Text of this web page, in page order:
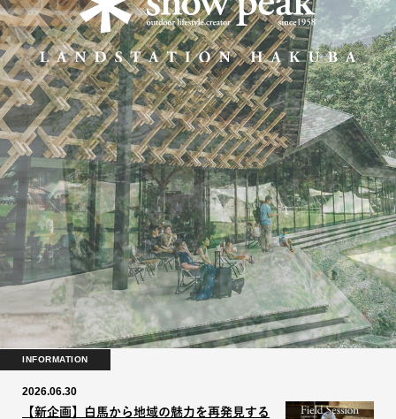
INFORMATION
2026.06.30
【新企画】白馬から地域の魅力を再発見する